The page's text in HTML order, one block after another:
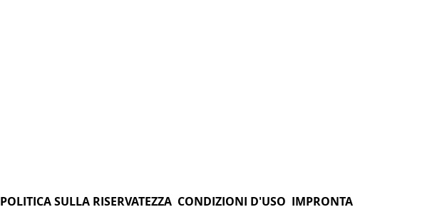
POLITICA SULLA RISERVATEZZA CONDIZIONI D'USO IMPRONTA